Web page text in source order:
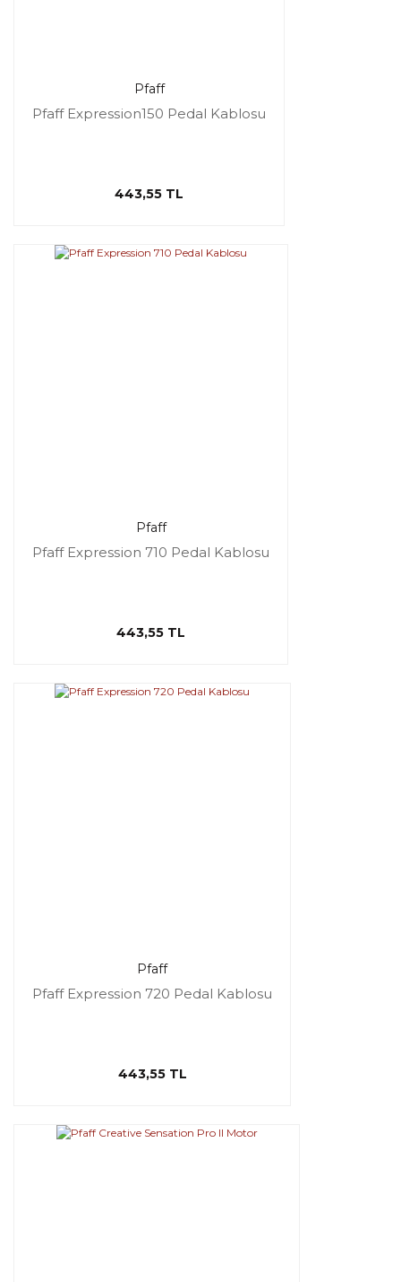
Pfaff
Pfaff Expression150 Pedal Kablosu
443,55 TL
Pfaff
Pfaff Expression 710 Pedal Kablosu
443,55 TL
Pfaff
Pfaff Expression 720 Pedal Kablosu
443,55 TL